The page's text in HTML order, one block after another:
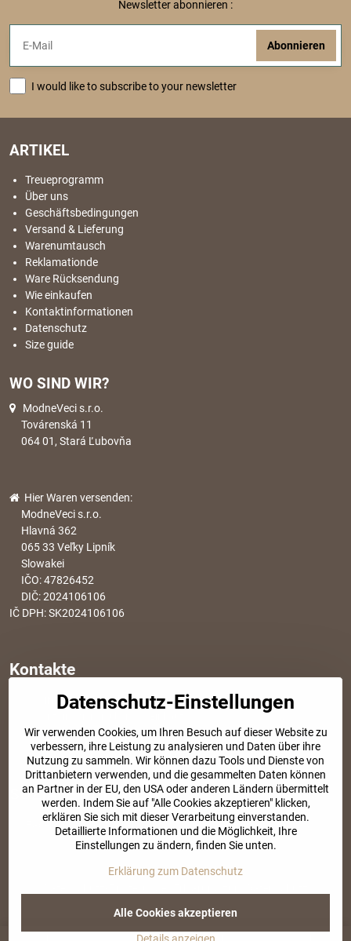
Newsletter abonnieren :
Abonnieren
I would like to subscribe to your newsletter
ARTIKEL
Treueprogramm
Über uns
Geschäftsbedingungen
Versand & Lieferung
Warenumtausch
Reklamationde
Ware Rücksendung
Wie einkaufen
Kontaktinformationen
Datenschutz
Size guide
WO SIND WIR?
ModneVeci s.r.o.
Továrenská 11
064 01, Stará Ľubovňa
Hier Waren versenden:
ModneVeci s.r.o.
Hlavná 362
065 33 Veľky Lipník
Slowakei
IČO: 47826452
DIČ: 2024106106
IČ DPH: SK2024106106
Kontakte
info​@modischesachen​.de
+421 917 917 801
Tel. Kundenservice von 8:30 bis 15:00
SOZIALE NETZWERKE
Facebook Instagram
©2026Urheberrecht
Datenschutz-Einstellungen
Wir verwenden Cookies, um Ihren Besuch auf dieser Website zu
verbessern, ihre Leistung zu analysieren und Daten über ihre
Nutzung zu sammeln. Wir können dazu Tools und Dienste von
Drittanbietern verwenden, und die gesammelten Daten können
an Partner in der EU, den USA oder anderen Ländern übermittelt
werden. Indem Sie auf "Alle Cookies akzeptieren" klicken,
erklären Sie sich mit dieser Verarbeitung einverstanden.
Detaillierte Informationen und die Möglichkeit, Ihre
Einstellungen zu ändern, finden Sie unten.
Erklärung zum Datenschutz
Alle Cookies akzeptieren